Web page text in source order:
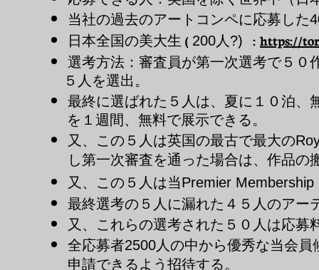
当社の過去のアートコンペに応募した
日本全国の美大生 ( 200人 ?) : https://
選考方法：審査員が第一次選考で５０
５人を選出。
最終に選ばれた５人は、夏に１０泊、
を１週間、無料で展示できる。
又、この５人は英国の最古で最大の
し第一次審査を通った場合は、作品
又、この５人は当Premier Membership
最終選考の５人に漏れた４５人のアー
又、これらの選考された５０人は応
全応募者2500人の中から優秀な当会員
申請できるよう招待する。